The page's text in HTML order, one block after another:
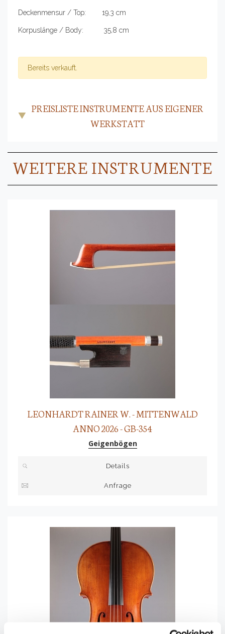
Deckenmensur / Top: 19,3 cm
Korpuslänge / Body: 35,8 cm
Bereits verkauft.
PREISLISTE INSTRUMENTE AUS EIGENER
WERKSTATT
WEITERE INSTRUMENTE
LEONHARDT RAINER W. - MITTENWALD
ANNO 2026 - GB-354
Geigenbögen
Details
Anfrage